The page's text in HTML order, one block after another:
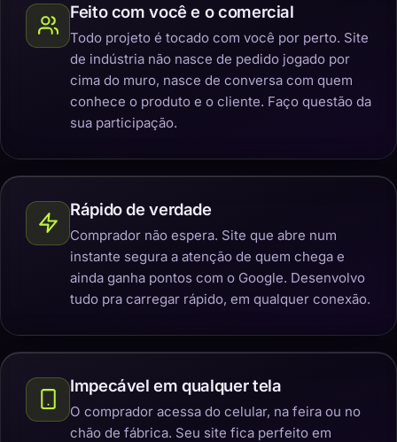
Feito com você e o comercial
Todo projeto é tocado com você por perto. Site
de indústria não nasce de pedido jogado por
cima do muro, nasce de conversa com quem
conhece o produto e o cliente. Faço questão da
sua participação.
Rápido de verdade
Comprador não espera. Site que abre num
instante segura a atenção de quem chega e
ainda ganha pontos com o Google. Desenvolvo
tudo pra carregar rápido, em qualquer conexão.
Impecável em qualquer tela
O comprador acessa do celular, na feira ou no
chão de fábrica. Seu site fica perfeito em